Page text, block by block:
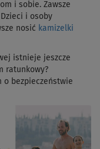
i sobie. Zawsze
i osoby
nosić kamizelki
istnieje jeszcze
ratunkowy?
o bezpieczeństwie